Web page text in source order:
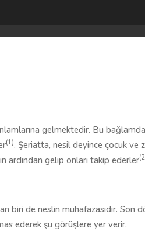
gelmektedir. Bu
(1). Şeriatta, nesil deyince çocuk ve
ardından gelip onları takip ederler
biri de neslin muhafazasıdır. Son
ederek şu görüşlere yer verir.